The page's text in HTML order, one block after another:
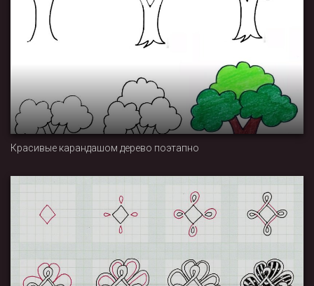
Красивые карандашом дерево поэтапно